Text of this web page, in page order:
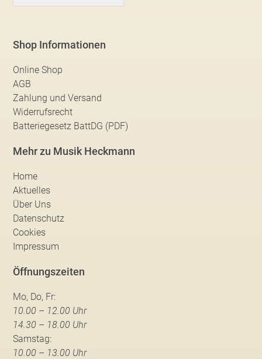
Shop Informationen
Online Shop
AGB
Zahlung und Versand
Widerrufsrecht
Batteriegesetz BattDG (PDF)
Mehr zu Musik Heckmann
Home
Aktuelles
Über Uns
Datenschutz
Cookies
Impressum
Öffnungszeiten
Mo, Do, Fr:
10.00 – 12.00 Uhr
14.30 – 18.00 Uhr
Samstag:
10.00 – 13.00 Uhr